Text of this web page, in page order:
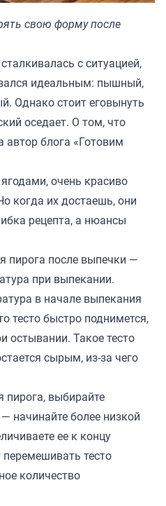
свою форму после
с ситуацией,
идеальным: пышный,
Однако стоит еговынуть
оседает. О том, что
автор блога «Готовим
очень красиво
когда их достаешь, они
рецепта, а нюансы
пирога после выпечки —
при выпекании.
в начале выпекания
тесто быстро поднимется,
остывании. Такое тесто
сырым, из-за чего
пирога, выбирайте
начинайте более низкой
ее к концу
тесто
количество